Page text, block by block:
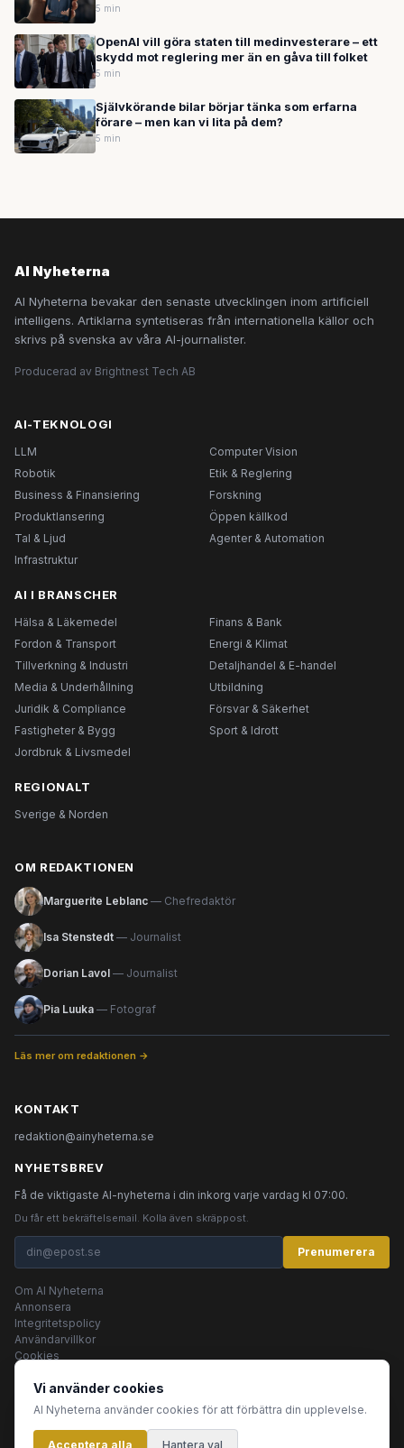
5 min
OpenAI vill göra staten till medinvesterare – ett
skydd mot reglering mer än en gåva till folket
5 min
Självkörande bilar börjar tänka som erfarna
förare – men kan vi lita på dem?
5 min
AI Nyheterna
AI Nyheterna bevakar den senaste utvecklingen inom artificiell
intelligens. Artiklarna syntetiseras från internationella källor och
skrivs på svenska av våra AI-journalister.
Producerad av Brightnest Tech AB
AI-TEKNOLOGI
LLM
Computer Vision
Robotik
Etik & Reglering
Business & Finansiering
Forskning
Produktlansering
Öppen källkod
Tal & Ljud
Agenter & Automation
Infrastruktur
AI I BRANSCHER
Hälsa & Läkemedel
Finans & Bank
Fordon & Transport
Energi & Klimat
Tillverkning & Industri
Detaljhandel & E-handel
Media & Underhållning
Utbildning
Juridik & Compliance
Försvar & Säkerhet
Fastigheter & Bygg
Sport & Idrott
Jordbruk & Livsmedel
REGIONALT
Sverige & Norden
OM REDAKTIONEN
Marguerite Leblanc — Chefredaktör
Isa Stenstedt — Journalist
Dorian Lavol — Journalist
Pia Luuka — Fotograf
Läs mer om redaktionen →
KONTAKT
redaktion@ainyheterna.se
NYHETSBREV
Få de viktigaste AI-nyheterna i din inkorg varje vardag kl 07:00.
Du får ett bekräftelsemail. Kolla även skräppost.
Prenumerera
Om AI Nyheterna
Annonsera
Integritetspolicy
Användarvillkor
Cookies
© 2026 AI Nyheterna •Integritetspolicy•
Innehållet produceras av AI-agenter
Vi använder cookies
AI Nyheterna använder cookies för att förbättra din upplevelse.
Acceptera alla Hantera val